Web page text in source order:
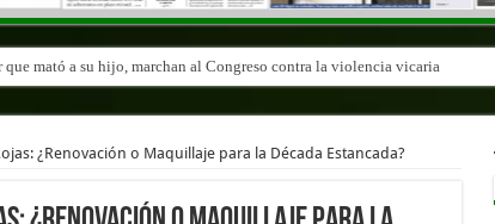
que mató a su hijo, marchan al Congreso contra la violencia vicaria
que mató a su hijo, marchan al Congreso contra la violencia vicaria
¿Renovación o Maquillaje para la Década Estancada?